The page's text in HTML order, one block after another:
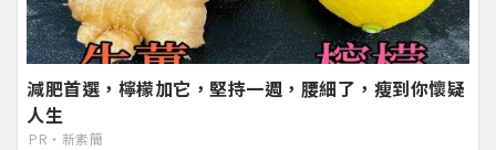
減肥首選，檸檬加它，堅持一週，腰細了，瘦到你懷疑
人生
PR・新素簡